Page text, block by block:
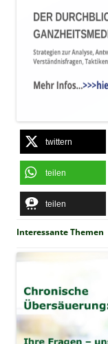
twittern
teilen
teilen
Interessante Themen